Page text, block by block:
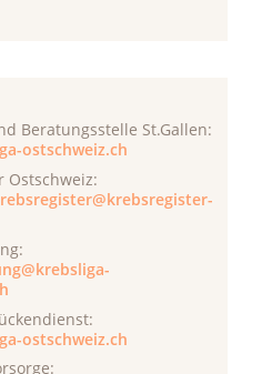
Beratungsstelle St.Gallen:
ostschweiz.ch
Ostschweiz:
ostschweiz.ch